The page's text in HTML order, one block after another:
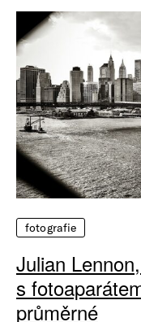
fotografie
Julian
s
průměrné